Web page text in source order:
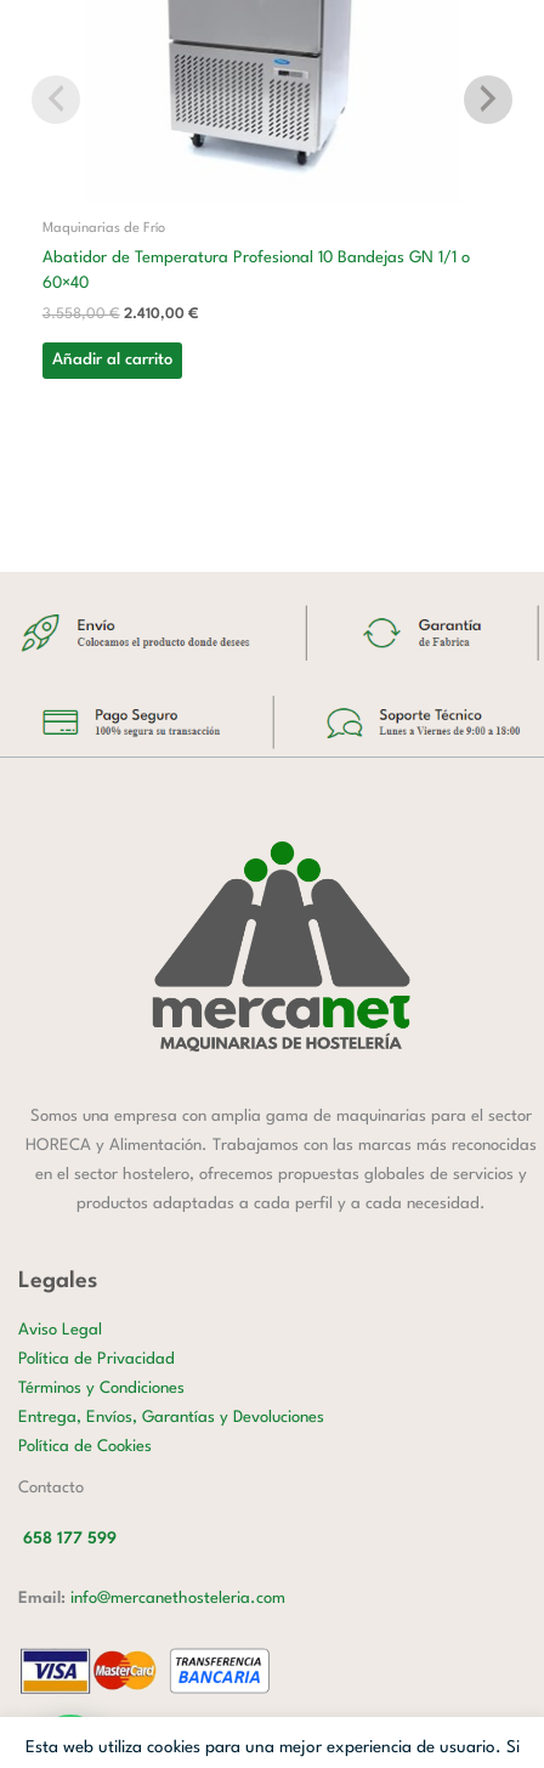
Maquinarias de Frío
Abatidor de Temperatura Profesional 10 Bandejas GN 1/1 o
60×40
3.558,00€ 2.410,00 €
Añadir al carrito
Somos una empresa con amplia gama de maquinarias para el sector
HORECA y Alimentación. Trabajamos con las marcas más reconocidas
en el sector hostelero, ofrecemos propuestas globales de servicios y
productos adaptadas a cada perfil y a cada necesidad.
Legales
Aviso Legal
Política de Privacidad
Términos y Condiciones
Entrega, Envíos, Garantías y Devoluciones
Política de Cookies
Contacto
658 177 599
Email: info@mercanethosteleria.com
Esta web utiliza cookies para una mejor experiencia de usuario. Si